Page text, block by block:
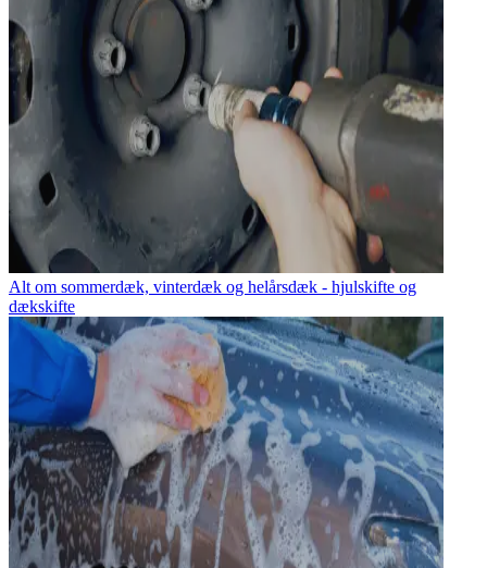
Alt om sommerdæk, vinterdæk og helårsdæk - hjulskifte og
dækskifte